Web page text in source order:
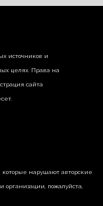
источников и
целях. Права на
сайта
нарушают авторские
пожалуйста,